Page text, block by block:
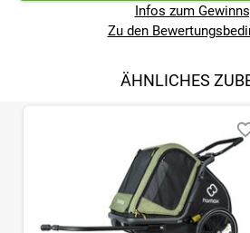
Infos zum
Zu den
ÄHNLICHES